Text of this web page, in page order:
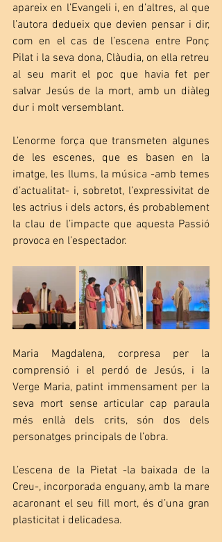
apareix en l’Evangeli i, en d’altres, al que
l’autora dedueix que devien pensar i dir,
com en el cas de l’escena entre Ponç
Pilat i la seva dona, Clàudia, on ella retreu
al seu marit el poc que havia fet per
salvar Jesús de la mort, amb un diàleg
dur i molt versemblant.
L’enorme força que transmeten algunes
de les escenes, que es basen en la
imatge, les llums, la música -amb temes
d’actualitat- i, sobretot, l’expressivitat de
les actrius i dels actors, és probablement
la clau de l’impacte que aquesta Passió
provoca en l’espectador.
Maria Magdalena, corpresa per la
comprensió i el perdó de Jesús, i la
Verge Maria, patint immensament per la
seva mort sense articular cap paraula
més enllà dels crits, són dos dels
personatges principals de l’obra.
L’escena de la Pietat -la baixada de la
Creu-, incorporada enguany, amb la mare
acaronant el seu fill mort, és d’una gran
plasticitat i delicadesa.